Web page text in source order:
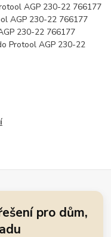
AGP 230-22 766177
AGP 230-22 766177
230-22 766177
Protool AGP 230-22
pro dům,